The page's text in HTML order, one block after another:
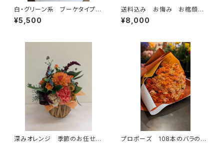
白・グリーン系 ブーケタイプ
送料別
¥5,500
送料込み お悔み お棺顔回り
用 白ピンク基調（季節により
花の種類が変更されます）
¥8,000
深みオレンジ 季節のお任せア
プロポーズ 108本のバラの花